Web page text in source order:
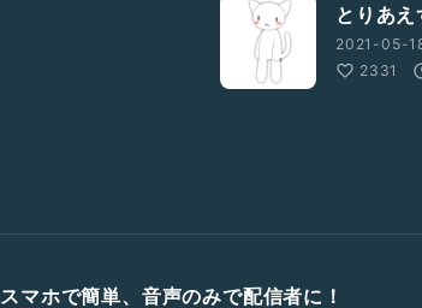
とりあ
2021-05-
2331
スマホで簡単、音声のみで配信者に！